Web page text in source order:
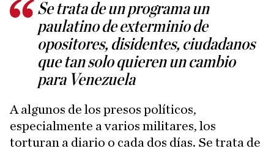
Se trata de un programa un
paulatino de exterminio de
opositores, disidentes, ciudadanos
que tan solo quieren un cambio
para Venezuela
A algunos de los presos políticos,
especialmente a varios militares, los
torturan a diario o cada dos días. Se trata de